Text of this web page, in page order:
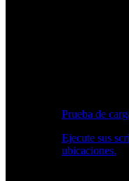
Prueba de
Ejecute sus
ubicaciones.